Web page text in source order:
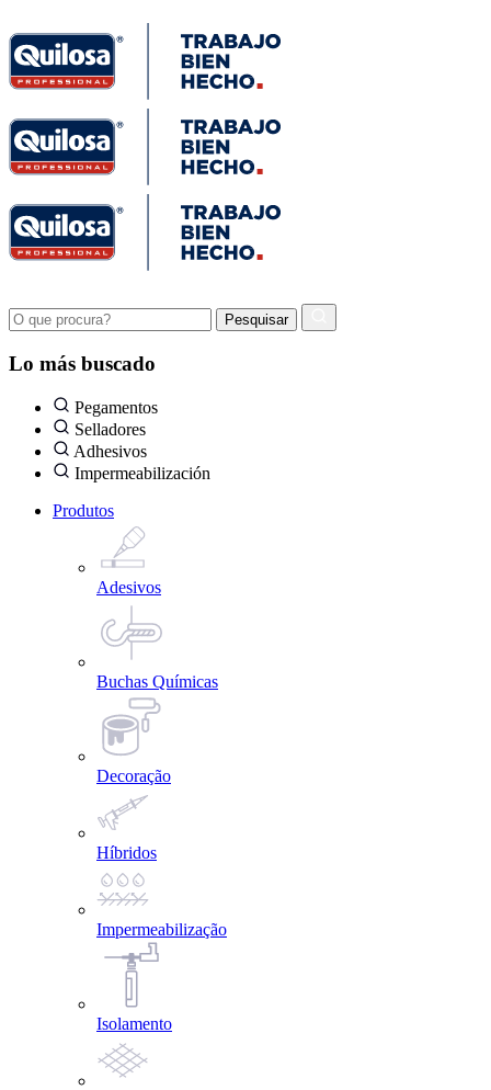
Lo más buscado
Pegamentos
Selladores
Adhesivos
Impermeabilización
Produtos
Adesivos
Buchas Químicas
Decoração
Híbridos
Impermeabilização
Isolamento